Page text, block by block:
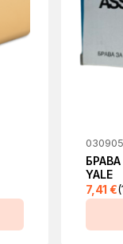
030905
YALE
7,41 €